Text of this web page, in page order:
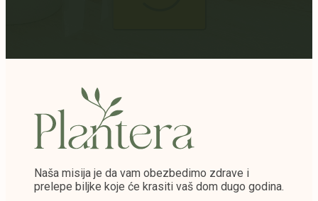
Naša misija je da vam obezbedimo zdrave i
prelepe biljke koje će krasiti vaš dom dugo godina.